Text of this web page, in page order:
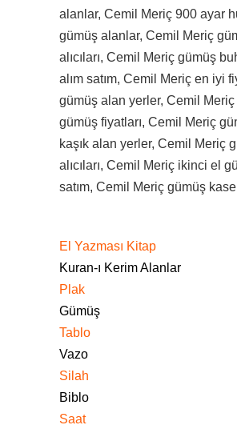
alanlar, Cemil Meriç 900 ayar
gümüş alanlar, Cemil Meriç
alıcıları, Cemil Meriç gümüş
alım satım, Cemil Meriç en iyi
gümüş alan yerler, Cemil Meriç
gümüş fiyatları, Cemil Meriç
kaşık alan yerler, Cemil Meriç
alıcıları, Cemil Meriç ikinci el
satım, Cemil Meriç gümüş kase
El Yazması Kitap
Kuran-ı Kerim Alanlar
Plak
Gümüş
Tablo
Vazo
Silah
Biblo
Saat